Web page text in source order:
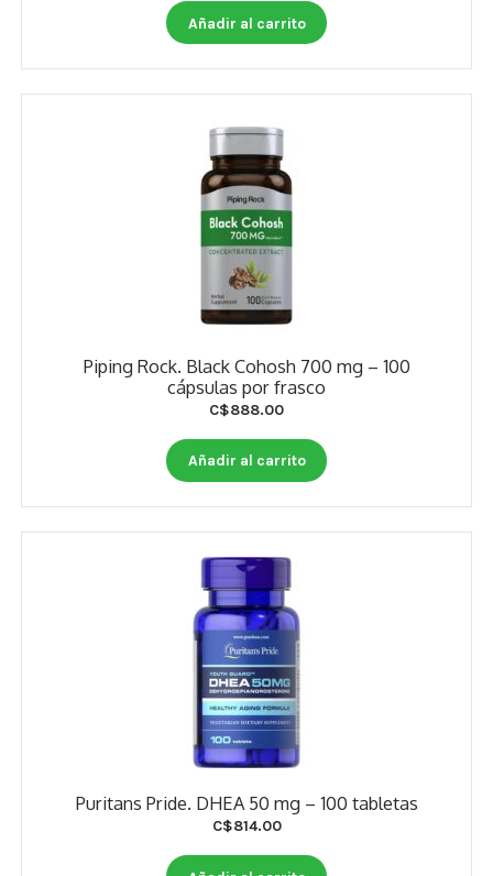
Añadir al carrito
Piping Rock. Black Cohosh 700 mg – 100
cápsulas por frasco
C$888.00
Añadir al carrito
Puritans Pride. DHEA 50 mg – 100 tabletas
C$814.00